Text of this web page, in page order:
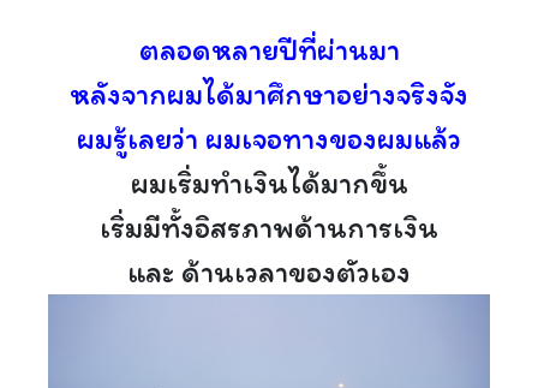
ตลอดหลายปีที่ผ่านมา
หลังจากผมได้มาศึกษาอย่างจริงจัง
ผมรู้เลยว่า ผมเจอทางของผมแล้ว
ผมเริ่มทำเงินได้มากขึ้น
เริ่มมีทั้งอิสรภาพด้านการเงิน
และ ด้านเวลาของตัวเอง